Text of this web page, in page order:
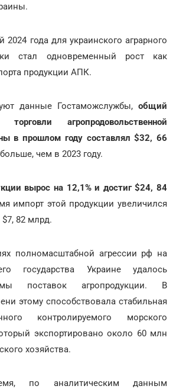
2024 года для украинского аграрного
стал одновременный рост как
продукции АПК.
данные Гостаможслужбы, общий
агропродовольственной
в прошлом году составлял $32, 66
чем в 2023 году.
вырос на 12,1% и достиг $24, 84
импорт этой продукции увеличился
$7, 82 млрд.
полномасштабной агрессии рф на
государства Украине удалось
поставок агропродукции. В
этому способствовала стабильная
контролируемого морского
экспортировано около 60 млн
хозяйства.
по аналитическим данным